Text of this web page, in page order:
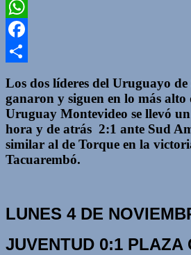
Twitter
WhatsApp
Facebook
Los dos líderes del Uruguayo
ganaron y siguen en lo más alto
Uruguay Montevideo se llevó
hora y de atrás 2:1 ante Sud
similar al de Torque en la
Tacuarembó.
LUNES 4 DE
JUVENTUD 0:1 PLAZA